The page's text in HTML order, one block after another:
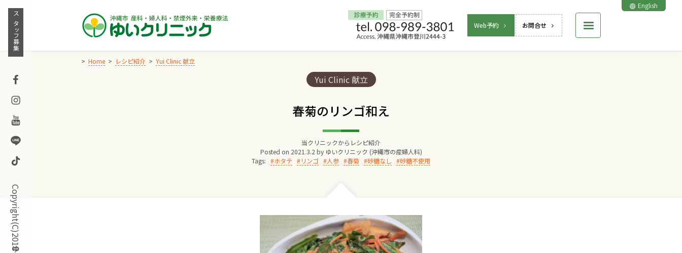
Skip
content
Web予約 お問合せ
English
スタッフ募集
Facebook
Instagram
Youtube
Line
TikTok
Home レシピ紹介 Yui Clinic 献立
Categories:
Yui Clinic 献立
春菊のリンゴ和え
当クリニックからレシピ紹介
Posted on 2021.3.2 by ゆいクリニック (沖縄市の産婦人科)
Tags:
ホタテ リンゴ 人参 春菊 砂糖なし 砂糖不使用
Home
交通アクセス
院長からのごあいさつ
ゆいクリニックの経営理念
診療料金
妊婦健診
お産について